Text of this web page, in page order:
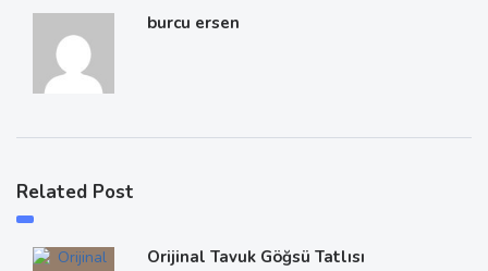
burcu ersen
Related Post
Orijinal Tavuk Göğsü Tatlısı